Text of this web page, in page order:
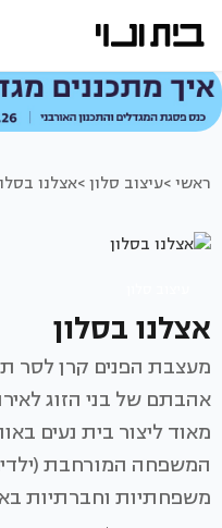
ראשי >עיצוב סלון >אצלנו
אצלנו בסלון
מעצבת הפנים קרן לסר
אהבתם של בני הזוג
מאוד ליצור בית נעים
המשפחה המורחבת
משפחתיות וחברתיות